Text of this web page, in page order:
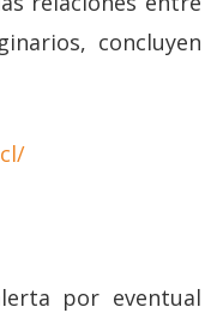
concluyen
por eventual